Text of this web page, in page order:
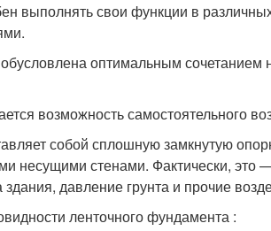
выполнять свои функции в
оптимальным сочетанием
возможность самостоятельного
собой сплошную замкнутую
несущими стенами. Фактически, это
давление грунта и прочие
ленточного фундамента :